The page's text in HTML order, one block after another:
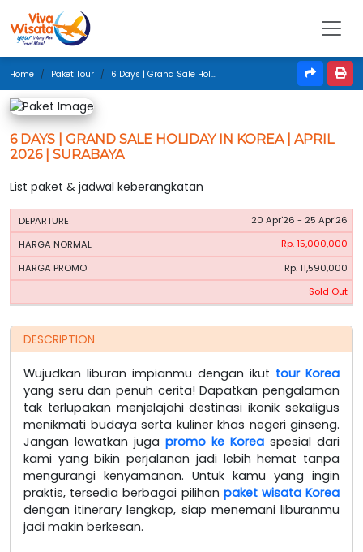
Home Paket Tour 6 Days | Grand Sale Holiday In Korea | April 2026 | Surabaya
6 DAYS | GRAND SALE HOLIDAY IN KOREA | APRIL
2026 | SURABAYA
List paket & jadwal keberangkatan
PERIODE
HARGA
20 Apr'26 - 25 Apr'26
Rp. 15,000,000
Rp. 11,590,000
Sold Out
DESCRIPTION
Wujudkan liburan impianmu dengan ikut tour Korea
yang seru dan penuh cerita! Dapatkan pengalaman
tak terlupakan menjelajahi destinasi ikonik sekaligus
menikmati budaya serta kuliner khas negeri ginseng.
Jangan lewatkan juga promo ke Korea spesial dari
kami yang bikin perjalanan jadi lebih hemat tanpa
mengurangi kenyamanan. Untuk kamu yang ingin
praktis, tersedia berbagai pilihan paket wisata Korea
dengan itinerary lengkap, siap menemani liburanmu
jadi makin berkesan.